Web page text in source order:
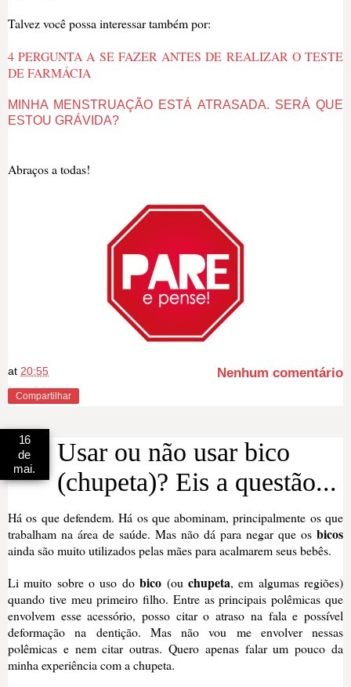
Talvez você possa interessar também por:
4 PERGUNTA A SE FAZER ANTES DE REALIZAR O TESTE
DE FARMÁCIA
MINHA MENSTRUAÇÃO ESTÁ ATRASADA. SERÁ QUE
ESTOU GRÁVIDA?
Abraços a todas!
at 20:55 Nenhum comentário
Compartilhar
16
de
mai.
Usar ou não usar bico
(chupeta)? Eis a questão...
Há os que defendem. Há os que abominam, principalmente os que
trabalham na área de saúde. Mas não dá para negar que os bicos
ainda são muito utilizados pelas mães para acalmarem seus bebês.
Li muito sobre o uso dobico (ou chupeta, em algumas regiões)
quando tive meu primeiro filho. Entre as principais polêmicas que
envolvem esse acessório, posso citar o atraso na fala e possível
deformação na dentição. Mas não vou me envolver nessas
polêmicas e nem citar outras. Quero apenas falar um pouco da
minha experiência com a chupeta.